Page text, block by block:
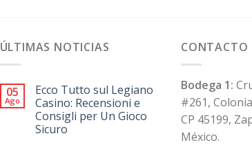
ÚLTIMAS NOTICIAS
05
Ago
Ecco Tutto sul Legiano
Casino: Recensioni e
Consigli per Un Gioco
Sicuro
CONTACTO
Bodega 1:
#261,
CP 45199,
México.